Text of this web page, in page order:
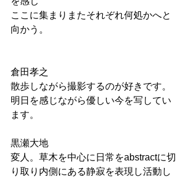
ここに集まりまたそれぞれ何処かへと
向かう。
倉田孝之
散歩しながら撮影するのが好きです。
明日を感じながら優しい今を写してい
ます。
黒瀬大地
変人。草木を中心に日常をabstractに切
り取り内側にある静寂を表現し活動し